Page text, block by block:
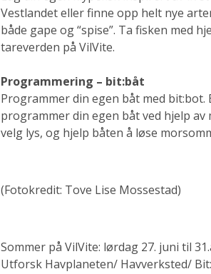
Vestlandet eller finne opp helt nye
både gape og “spise”. Ta fisken med
tareverden på VilVite.
Programmering – bit:båt
Programmer din egen båt med
programmer din egen båt ved hjelp
velg lys, og hjelp båten å løse
(Fotokredit: Tove Lise Mossestad)
Sommer på VilVite: lørdag 27. juni til
Utforsk Havplaneten/ Havverksted/